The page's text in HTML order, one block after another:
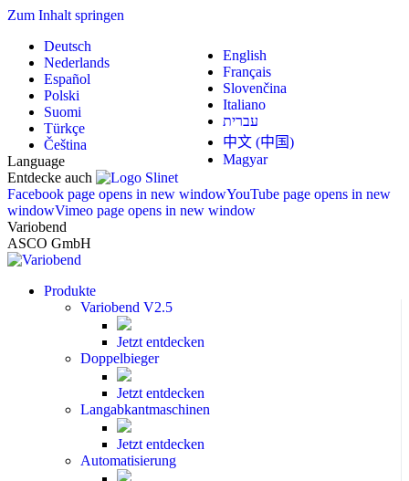
Zum Inhalt springen
Deutsch
English
Nederlands
Français
Español
Slovenčina
Polski
Italiano
Suomi
עברית
Türkçe
中文 (中国)
Čeština
Magyar
Language
Entdecke auch
Facebook page opens in new windowYouTube page opens in new
windowVimeo page opens in new window
Variobend
ASCO GmbH
Produkte
Variobend V2.5
Jetzt entdecken
Doppelbieger
Jetzt entdecken
Langabkantmaschinen
Jetzt entdecken
Automatisierung